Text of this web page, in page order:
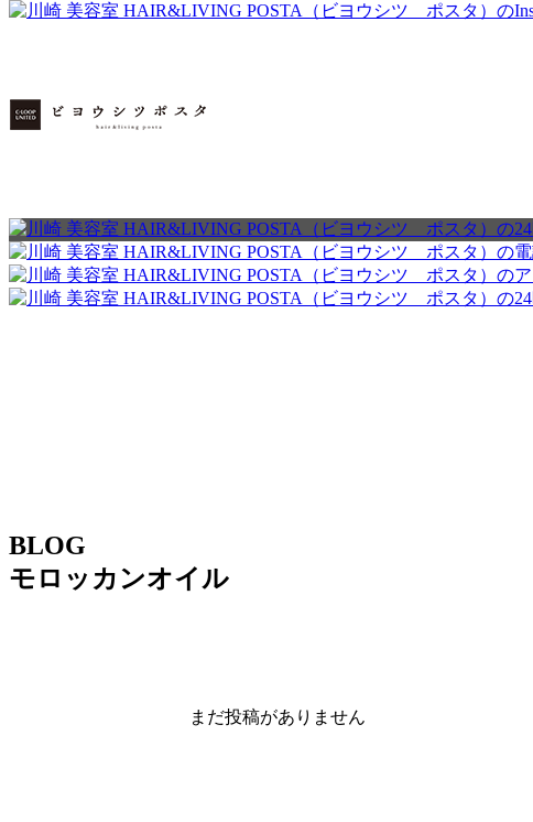
BLOG
モロッカンオイル
まだ投稿がありません